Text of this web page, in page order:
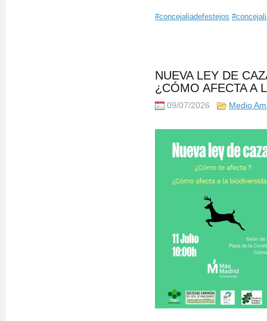
#concejaliadefestejos
NUEVA LEY DE
¿CÓMO AFECTA A
09/07/2026 Medio